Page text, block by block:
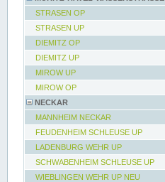
STRASEN OP
STRASEN UP
DIEMITZ OP
DIEMITZ UP
MIROW UP
MIROW OP
NECKAR
MANNHEIM NECKAR
FEUDENHEIM SCHLEUSE UP
LADENBURG WEHR UP
SCHWABENHEIM SCHLEUSE UP
WIEBLINGEN WEHR UP NEU